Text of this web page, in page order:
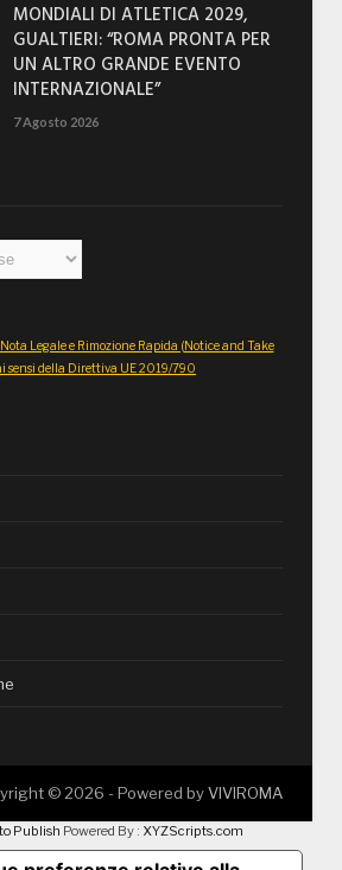
MONDIALI DI ATLETICA 2029,
GUALTIERI: “ROMA PRONTA PER
UN ALTRO GRANDE EVENTO
INTERNAZIONALE”
7 Agosto 2026
Nota Legale e Rimozione Rapida (Notice and Take
sensi della Direttiva UE 2019/790
© 2026 - Powered byVIVIROMA
Publish Powered By : XYZScripts.com